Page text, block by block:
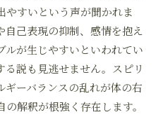
やすいという声が聞かれま
己表現の抑制、感情を抱え
が生じやすいといわれてい
説も見逃せません。スピリ
ーバランスの乱れが体の右
解釈が根強く存在します。